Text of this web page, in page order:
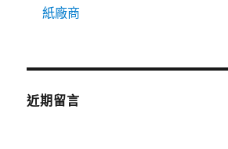
紙廠商
近期留言